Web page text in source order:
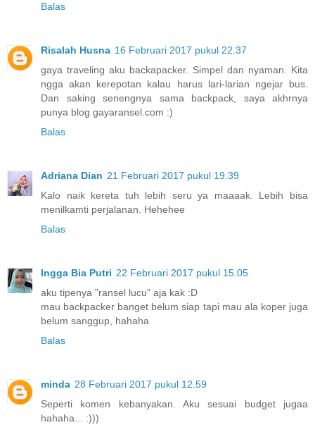
Balas
Risalah Husna 16 Februari 2017 pukul 22.37
gaya traveling aku backapacker. Simpel dan nyaman. Kita
ngga akan kerepotan kalau harus lari-larian ngejar bus.
Dan saking senengnya sama backpack, saya akhrnya
punya blog gayaransel.com :)
Balas
Adriana Dian 21 Februari 2017 pukul 19.39
Kalo naik kereta tuh lebih seru ya maaaak. Lebih bisa
menilkamti perjalanan. Hehehee
Balas
Ingga Bia Putri 22 Februari 2017 pukul 15.05
aku tipenya "ransel lucu" aja kak :D
mau backpacker banget belum siap tapi mau ala koper juga
belum sanggup, hahaha
Balas
minda 28 Februari 2017 pukul 12.59
Seperti komen kebanyakan. Aku sesuai budget jugaa
hahaha... :)))